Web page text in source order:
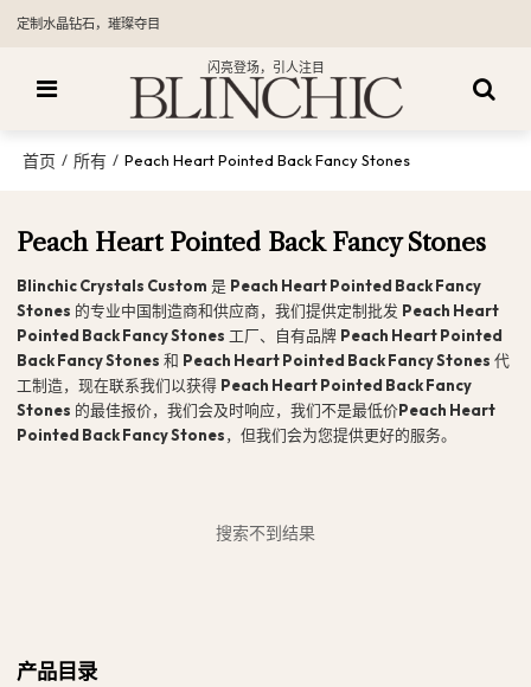
定制水晶钻石，璀璨夺目
闪亮登场，引人注目
首页 / 所有 / Peach Heart Pointed Back Fancy Stones
Peach Heart Pointed Back Fancy Stones
Blinchic Crystals Custom 是 Peach Heart Pointed Back Fancy
Stones 的专业中国制造商和供应商，我们提供定制批发 Peach Heart
Pointed Back Fancy Stones 工厂、自有品牌 Peach Heart Pointed
Back Fancy Stones 和 Peach Heart Pointed Back Fancy Stones 代
工制造，现在联系我们以获得 Peach Heart Pointed Back Fancy
Stones 的最佳报价，我们会及时响应，我们不是最低价Peach Heart
Pointed Back Fancy Stones，但我们会为您提供更好的服务。
搜索不到结果
产品目录